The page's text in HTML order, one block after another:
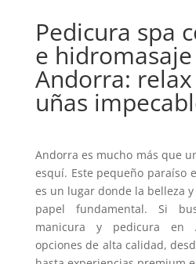
Pedicura spa
e
Andorra:
uñas
Andorra es mucho más que
esquí. Este pequeño paraíso
es un lugar donde la belleza
papel fundamental. Si
manicura y pedicura en
opciones de alta calidad,